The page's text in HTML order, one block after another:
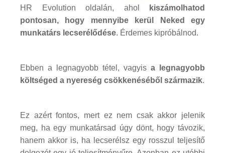
HR Evolution oldalán, ahol
kiszámolhatod
pontosan, hogy mennyibe kerül Neked egy
munkatárs lecserélődése. Érdemes kipróbálnod.
Ebben a legnagyobb tétel, vagyis a legnagyobb
költséged a nyereség csökkenéséből származik.
Ez azért fontos, mert ez nem csak akkor jelenik
meg, ha egy munkatársad úgy dönt, hogy távozik,
hanem akkor is, ha lecserélsz egy rosszul teljesítő